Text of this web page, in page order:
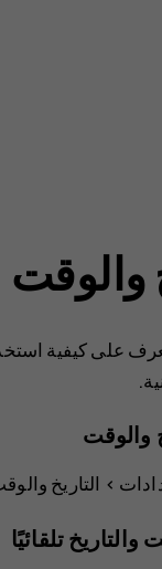
والوقت
على كيفية
والوقت
> التاريخ
تلقائيًا